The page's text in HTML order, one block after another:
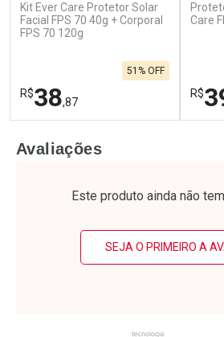
Kit Ever Care Protetor Solar
Facial FPS 70 40g + Corporal
FPS 70 120g
R$38,87
51% OFF
Laboratório
Por Menos
Care
R$
Avaliações
Este produto ainda não
SEJA O PRIMEIRO A